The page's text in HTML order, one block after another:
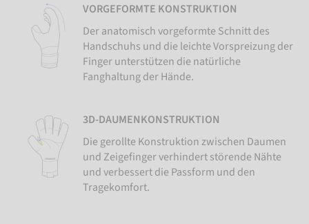
VORGEFORMTE KONSTRUKTION
Der anatomisch vorgeformte Schnitt des
Handschuhs und die leichte Vorspreizung der
Finger unterstützen die natürliche
Fanghaltung der Hände.
3D-DAUMENKONSTRUKTION
Die gerollte Konstruktion zwischen Daumen
und Zeigefinger verhindert störende Nähte
und verbessert die Passform und den
Tragekomfort.